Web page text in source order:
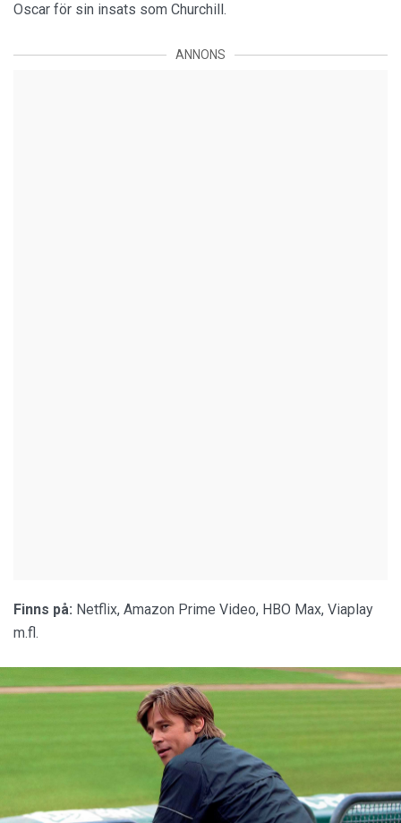
Oscar för sin insats som Churchill.
ANNONS
Finns på: Netflix, Amazon Prime Video, HBO Max, Viaplay
m.fl.